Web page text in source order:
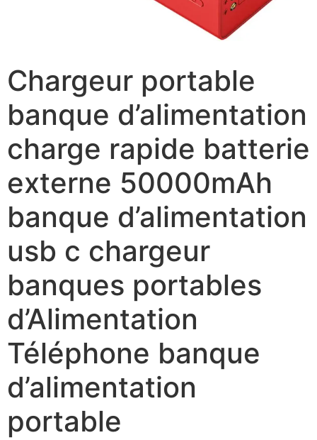
Chargeur portable
banque d’alimentation
charge rapide batterie
externe 50000mAh
banque d’alimentation
usb c chargeur
banques portables
d’Alimentation
Téléphone banque
d’alimentation
portable